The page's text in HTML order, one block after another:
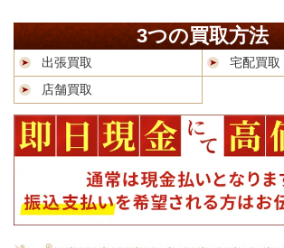
3つの買取方法
出張買取
宅配買取
店舗買取